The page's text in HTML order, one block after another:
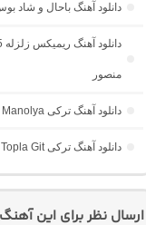
دانلود آهنگ باحال و شاد
منصور
دانلود آهنگ ترکی Ah Be Manolya از بوراک بولوت
دانلود آهنگ ترکی Topla Git از کورتولوش کوش
ارسال نظر برای این آهنگ